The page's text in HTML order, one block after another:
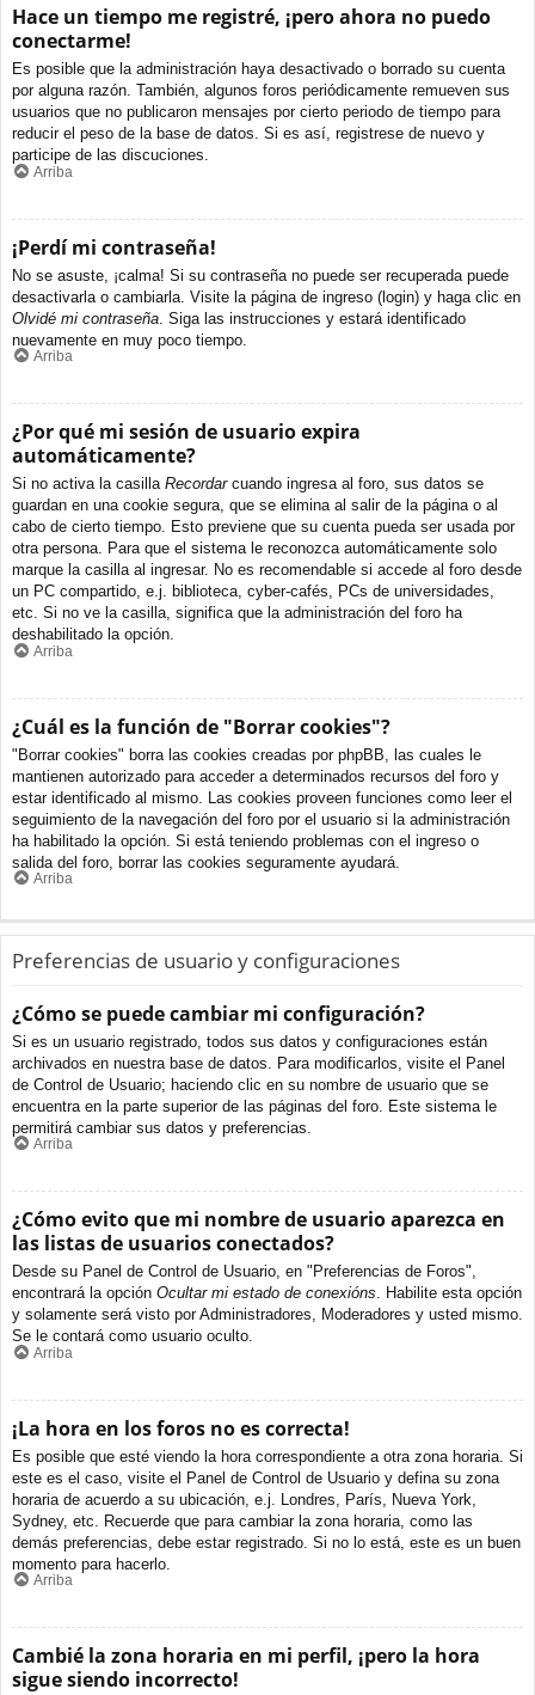
Hace un tiempo me registré, ¡pero ahora no puedo
conectarme!
Es posible que la administración haya desactivado o borrado su cuenta
por alguna razón. También, algunos foros periódicamente remueven sus
usuarios que no publicaron mensajes por cierto periodo de tiempo para
reducir el peso de la base de datos. Si es así, registrese de nuevo y
participe de las discuciones.
Arriba
¡Perdí mi contraseña!
No se asuste, ¡calma! Si su contraseña no puede ser recuperada puede
desactivarla o cambiarla. Visite la página de ingreso (login) y haga clic en
Olvidé mi contraseña . Siga las instrucciones y estará identificado
nuevamente en muy poco tiempo.
Arriba
¿Por qué mi sesión de usuario expira
automáticamente?
Si no activa la casilla Recordarcuando ingresa al foro, sus datos se
guardan en una cookie segura, que se elimina al salir de la página o al
cabo de cierto tiempo. Esto previene que su cuenta pueda ser usada por
otra persona. Para que el sistema le reconozca automáticamente solo
marque la casilla al ingresar. No es recomendable si accede al foro desde
un PC compartido, e.j. biblioteca, cyber-cafés, PCs de universidades,
etc. Si no ve la casilla, significa que la administración del foro ha
deshabilitado la opción.
Arriba
¿Cuál es la función de "Borrar cookies"?
"Borrar cookies" borra las cookies creadas por phpBB, las cuales le
mantienen autorizado para acceder a determinados recursos del foro y
estar identificado al mismo. Las cookies proveen funciones como leer el
seguimiento de la navegación del foro por el usuario si la administración
ha habilitado la opción. Si está teniendo problemas con el ingreso o
salida del foro, borrar las cookies seguramente ayudará.
Arriba
Preferencias de usuario y configuraciones
¿Cómo se puede cambiar mi configuración?
Si es un usuario registrado, todos sus datos y configuraciones están
archivados en nuestra base de datos. Para modificarlos, visite el Panel
de Control de Usuario; haciendo clic en su nombre de usuario que se
encuentra en la parte superior de las páginas del foro. Este sistema le
permitirá cambiar sus datos y preferencias.
Arriba
¿Cómo evito que mi nombre de usuario aparezca en
las listas de usuarios conectados?
Desde su Panel de Control de Usuario, en "Preferencias de Foros",
encontrará la opción Ocultar mi estado de conexións. Habilite esta opción
y solamente será visto por Administradores, Moderadores y usted mismo.
Se le contará como usuario oculto.
Arriba
¡La hora en los foros no es correcta!
Es posible que esté viendo la hora correspondiente a otra zona horaria. Si
este es el caso, visite el Panel de Control de Usuario y defina su zona
horaria de acuerdo a su ubicación, e.j. Londres, París, Nueva York,
Sydney, etc. Recuerde que para cambiar la zona horaria, como las
demás preferencias, debe estar registrado. Si no lo está, este es un buen
momento para hacerlo.
Arriba
Cambié la zona horaria en mi perfil, ¡pero la hora
sigue siendo incorrecto!